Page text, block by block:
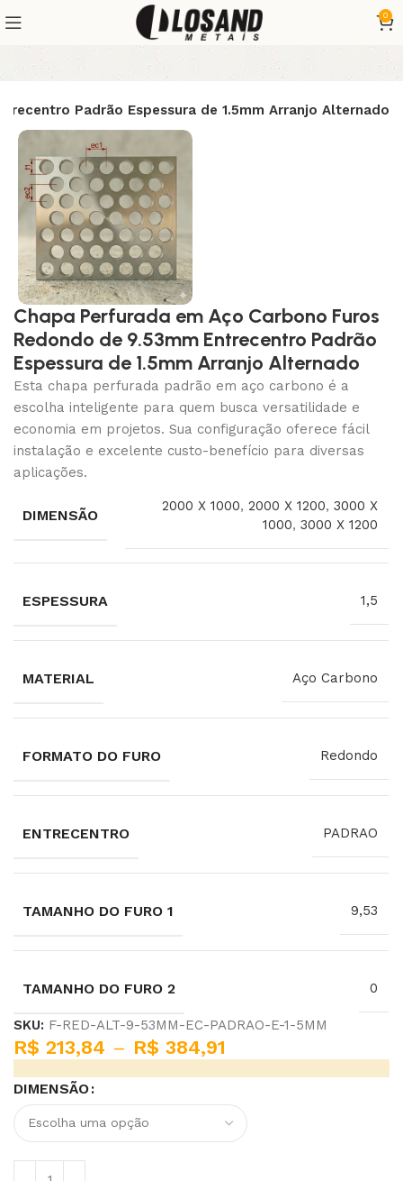
0
Padrão Espessura de 1.5mm Arranjo Alternado
Chapa Perfurada em Aço Carbono Furos
Redondo de 9.53mm Entrecentro Padrão
Espessura de 1.5mm Arranjo Alternado
Esta chapa perfurada padrão em aço carbono é a
escolha inteligente para quem busca versatilidade e
economia em projetos. Sua configuração oferece fácil
instalação e excelente custo-benefício para diversas
aplicações.
DIMENSÃO
2000 X 1000,2000 X 1200,3000 X
1000,3000 X 1200
ESPESSURA 1,5
MATERIAL Aço Carbono
FORMATO DO FURO Redondo
ENTRECENTRO PADRAO
TAMANHO DO FURO 1 9,53
TAMANHO DO FURO 2 0
SKU: F-RED-ALT-9-53MM-EC-PADRAO-E-1-5MM
R$ 213,84 – R$ 384,91
DIMENSÃO